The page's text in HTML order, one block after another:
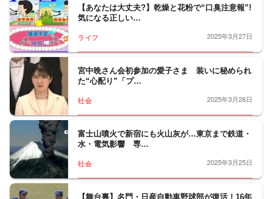
【あなたは大丈夫?】乾燥と花粉で“口臭注意報”!
気になる正しい…
ライフ 2025年3月27日
宮中晩さん会初参加の愛子さま 装いに秘められ
た“心配り”「プ…
社会 2025年3月26日
富士山噴火で新宿にも火山灰が…東京まで鉄道・
水・電気影響 専…
社会 2025年3月25日
【舞台裏】名門・日産自動車野球部が復活！16年